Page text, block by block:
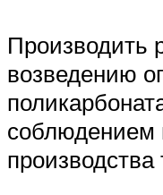
Производить
возведению
соблюдением
производства